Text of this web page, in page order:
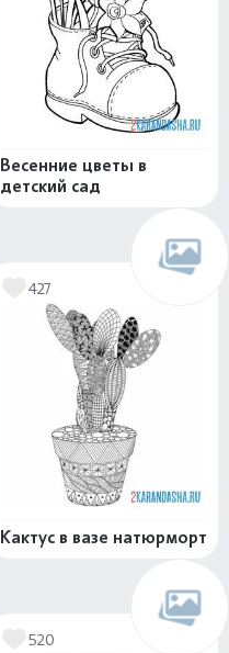
Весенние цветы в
детский сад
427
Кактус в вазе натюрморт
520